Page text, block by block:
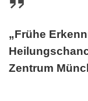
„Frühe
Zentrum